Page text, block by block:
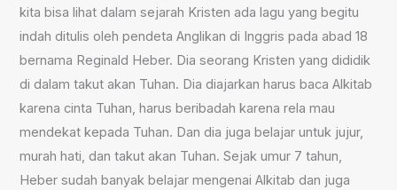
kita bisa lihat dalam sejarah Kristen ada lagu yang begitu
indah ditulis oleh pendeta Anglikan di Inggris pada abad 18
bernama Reginald Heber. Dia seorang Kristen yang dididik
di dalam takut akan Tuhan. Dia diajarkan harus baca Alkitab
karena cinta Tuhan, harus beribadah karena rela mau
mendekat kepada Tuhan. Dan dia juga belajar untuk jujur,
murah hati, dan takut akan Tuhan. Sejak umur 7 tahun,
Heber sudah banyak belajar mengenai Alkitab dan juga